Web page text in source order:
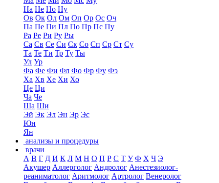
На Не Но Ну
Ов Ок Ол Ом Оп Ор Ос Оч
Па Пе Пи Пл По Пр Пс Пу
Ра Ре Ри Ру Ры
Са Св Се Си Ск Со Сп Ср Ст Су
Та Те Ти Тр Ту Ты
Ул Ур
Фа Фе Фи Фл Фо Фр Фу Фэ
Ха Хв Хе Хи Хо
Це Ци
Ча Че
Ша Ши
Эй Эк Эл Эн Эр Эс
Юн
Ян
анализы и процедуры
врачи
А В Г Д И К Л М Н О П Р С Т У Ф Х Ч Э
Акушер Аллерголог Андролог Анестезиолог-
реаниматолог Аритмолог Артролог Венеролог